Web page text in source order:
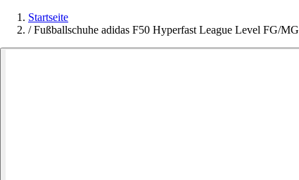
Startseite
/ Fußballschuhe adidas F50 Hyperfast League Level FG/MG